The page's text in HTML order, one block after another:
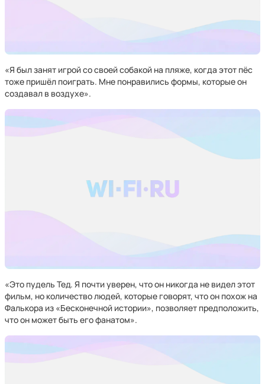
«Я был занят игрой со своей собакой на пляже, когда этот пёс
тоже пришёл поиграть. Мне понравились формы, которые он
создавал в воздухе».
«Это пудель Тед. Я почти уверен, что он никогда не видел этот
фильм, но количество людей, которые говорят, что он похож на
Фалькора из «Бесконечной истории», позволяет предположить,
что он может быть его фанатом».